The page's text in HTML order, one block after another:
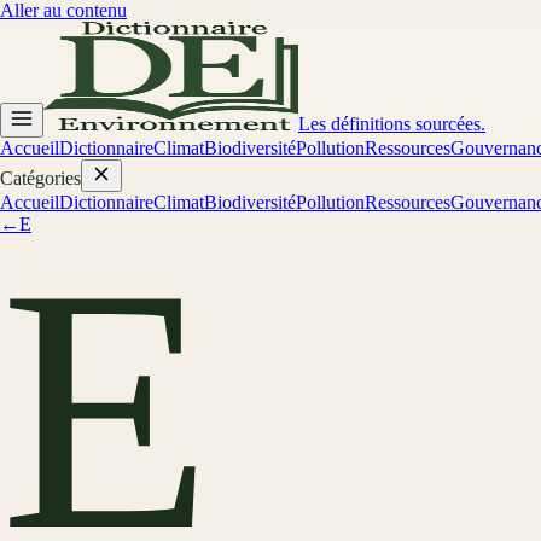
Aller au contenu
Les définitions sourcées.
AccueilDictionnaireClimatBiodiversitéPollutionRessources
Catégories
AccueilDictionnaireClimatBiodiversitéPollutionRessources
←E
E